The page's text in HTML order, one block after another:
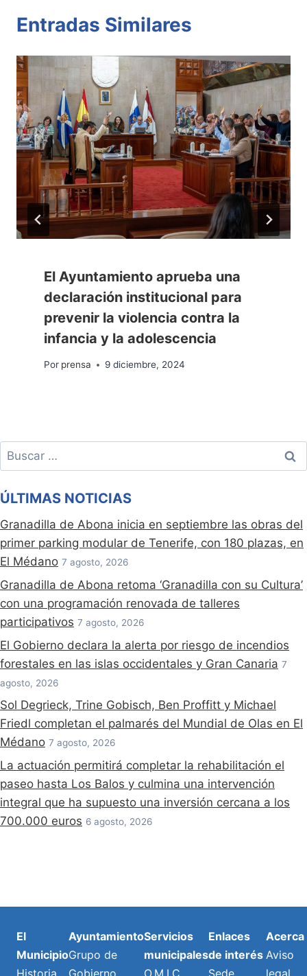
Entradas Similares
El Ayuntamiento aprueba una
declaración institucional para
prevenir la violencia contra la
infancia y la adolescencia
Por prensa 9 diciembre, 2024
Buscar:
ÚLTIMAS NOTICIAS
Granadilla de Abona inicia en septiembre las obras del
primer parking modular de Tenerife, con 180 plazas, en
El Médano 7 agosto, 2026
Granadilla de Abona retoma ‘Granadilla con su Cultura’
con una programación renovada de talleres
participativos 7 agosto, 2026
El Gobierno declara la alerta por riesgo de incendios
forestales en las islas occidentales y Gran Canaria 7
agosto, 2026
Sol Degrieck, Trine Gobisch, Ben Proffitt y Michael
Friedl completan el palmarés del Mundial de Olas en El
Médano 7 agosto, 2026
La actuación permitirá completar la rehabilitación el
paseo hasta Los Balos y culmina una intervención
integral que ha supuesto una inversión cercana a los
700.000 euros 6 agosto, 2026
El
Municipio
Ayuntamiento
Grupo de
Servicios
municipales
Enlaces
de interés
Acerca
Aviso